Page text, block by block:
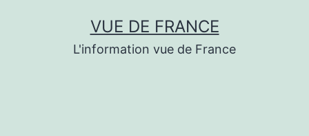
VUE DE FRANCE
L'information vue de France